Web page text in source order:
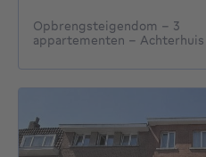
Opbrengsteigendom – 3
appartementen –